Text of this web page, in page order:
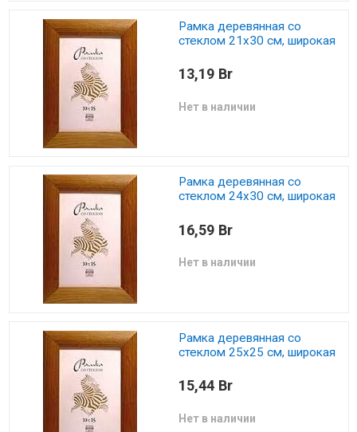
Рамка деревянная со
стеклом 21х30 см, широкая
13,19 Br
Нет в наличии
Рамка деревянная со
стеклом 24х30 см, широкая
16,59 Br
Нет в наличии
Рамка деревянная со
стеклом 25х25 см, широкая
15,44 Br
Нет в наличии